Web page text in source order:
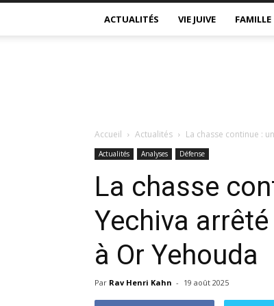
ACTUALITÉS VIE JUIVE FAMILLE
Accueil Actualités La chasse continue :
Actualités Analyses Défense
La chasse
Yechiva
à Or Yehouda
Par Rav Henri Kahn - 19 août 2025